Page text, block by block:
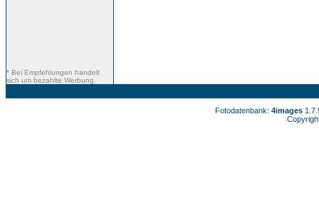
* Bei Empfehlungen handelt
sich um bezahlte Werbung.
Fotodatenbank: 4images